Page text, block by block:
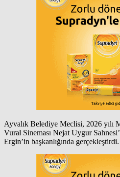
Ayvalık Belediye Meclisi, 2026 yılı
Vural Sineması Nejat Uygur
Ergin’in başkanlığında gerçekleştirdi.